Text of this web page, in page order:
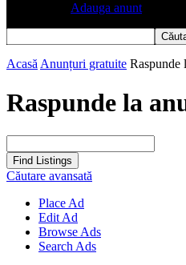
Adauga anunt
Acasă Anunțuri gratuite Raspunde
Raspunde la
Căutare avansată
Place Ad
Edit Ad
Browse Ads
Search Ads